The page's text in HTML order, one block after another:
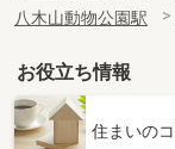
八木山動物公園駅
お役立ち情報
住まいの